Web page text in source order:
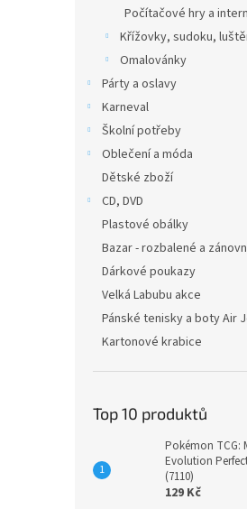
Počítačové hry a
Křížovky, sudoku,
Omalovánky
Párty a oslavy
Karneval
Školní potřeby
Oblečení a móda
Dětské zboží
CD, DVD
Plastové obálky
Bazar - rozbalené a
Dárkové poukazy
Velká Labubu akce
Pánské tenisky a boty Air
Kartonové krabice
Top 10 produktů
Pokémon TCG:
Evolution
(7110)
129 Kč